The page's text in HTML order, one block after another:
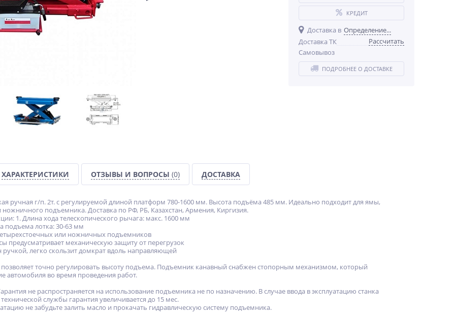
КРЕДИТ
Доставка в Определение...
Доставка ТК
Рассчитать
Самовывоз
ПОДРОБНЕЕ О ДОСТАВКЕ
ХАРАКТЕРИСТИКИ ОТЗЫВЫ И ВОПРОСЫ (0) ДОСТАВКА
ручная г/п. 2т. с регулируемой длиной платформ 780-1600 мм. Высота подъёма 485 мм. Идеально подходит для ямы,
ножничного подъемника. Доставка по РФ, РБ, Казахстан, Армения, Киргизия.
1. Длина хода телескопического рычага: макс. 1600 мм
подъема лотка: 30-63 мм
или ножничных подъемников
предусматривает механическую защиту от перегрузок
ручкой, легко скользит домкрат вдоль направляющей
точно регулировать высоту подъема. Подъемник канавный снабжен стопорным механизмом, который
автомобиля во время проведения работ.
не распространяется на использование подъемника не по назначению. В случае ввода в эксплуатацию станка
службы гарантия увеличивается до 15 мес.
не забудьте залить масло и прокачать гидравлическую систему подъемника.